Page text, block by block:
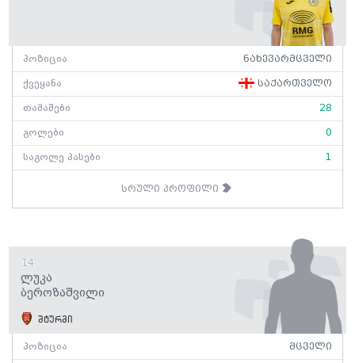
პოზიცია ნახევარმცველი
ქვეყანა საქართველო
თამაშები 28
გოლები 0
საგოლე პასები 1
სრული პროფილი
14
Ლუკა
Ბეროზაშვილი
შტურმი
პოზიცია მცველი